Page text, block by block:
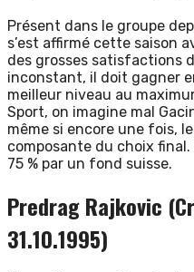
Présent dans le groupe
s’est affirmé cette saison
des grosses satisfactions
inconstant, il doit gagner
meilleur niveau au
Sport, on imagine mal
même si encore une fois,
composante du choix
75 % par un fond suisse.
Predrag Rajkovic
31.10.1995)